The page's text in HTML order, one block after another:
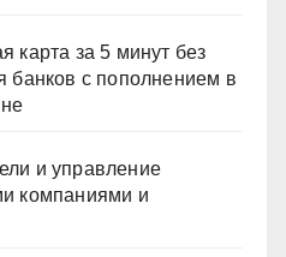
карта за 5 минут без
банков с пополнением в
и управление
компаниями и